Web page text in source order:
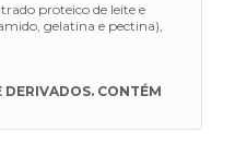
proteico de leite e
gelatina e pectina),
DERIVADOS. CONTÉM